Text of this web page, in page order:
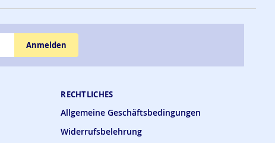
RECHTLICHES
Allgemeine Geschäftsbedingungen
Widerrufsbelehrung
Anmelden